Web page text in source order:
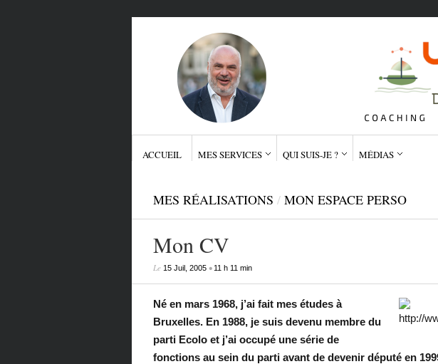
ACCUEIL MES SERVICES QUI SUIS-JE ? MÉDIAS
MES RÉALISATIONS / MON ESPACE PERSO
Mon CV
Le 15 Juil, 2005• 11 h 11 min
Né en mars 1968, j’ai fait mes études à
Bruxelles. En 1988, je suis devenu membre du
parti Ecolo et j’ai occupé une série de
fonctions au sein du parti avant de devenir député en